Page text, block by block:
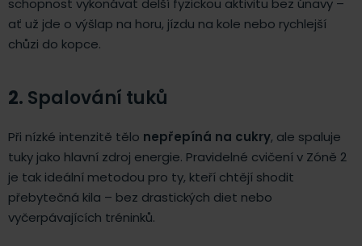
ať už jde o výšlap na horu, jízdu na kole nebo rychlejší
chůzi do kopce.
2. Spalování tuků
Při nízké intenzitě tělo nepřepíná na cukry, ale spaluje
tuky jako hlavní zdroj energie. Pravidelné cvičení v Zóně 2
je tak ideální metodou pro ty, kteří chtějí shodit
přebytečná kila – bez drastických diet nebo
vyčerpávajících tréninků.